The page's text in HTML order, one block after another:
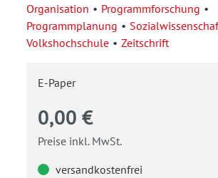
Organisation
Programmforschung
Programmplanung
Volkshochschule
Zeitschrift
E-Paper
0,00 €
Preise inkl. MwSt.
versandkostenfrei